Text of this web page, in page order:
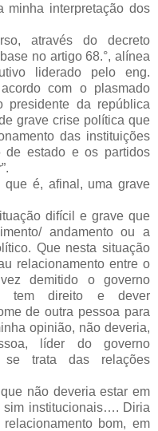
interpretação dos
através do decreto
no artigo 68.°, alínea
liderado pelo eng.
com o plasmado
presidente da república
grave crise política que
das instituições
de estado e os partidos
que é, afinal, uma grave
difícil e grave que
andamento ou a
Que nesta situação
relacionamento entre o
demitido o governo
tem direito e dever
de outra pessoa para
opinião, não deveria,
líder do governo
se trata das relações
não deveria estar em
sim institucionais…. Diria
bom, em